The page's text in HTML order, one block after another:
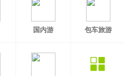
国内游 包车旅游